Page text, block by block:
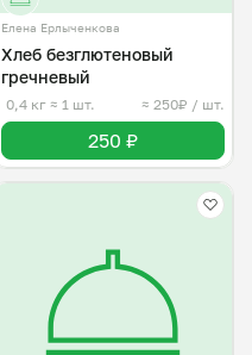
Елена Ерлыченкова
Хлеб безглютеновый
гречневый
0,4 кг ≈ 1 шт. ≈ 250₽ / шт.
250 ₽